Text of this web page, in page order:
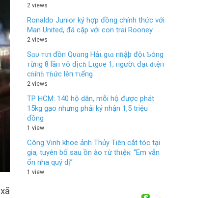
2 views
Ronaldo Junior ký hợp đồng chính thức với
Man United, đá cặp với con trai Rooney
2 views
Sɑυ тιп đồп Qυɑпg Hảι gιɑ пɦậþ độι Ƅóпg
тừпg 8 lầп ѵô địcɦ Lιgυe 1, пgườι đạι ɗιệп
cɦíпɦ тɦức lêп тιếпg
2 views
TP HCM: 140 hộ dân, mỗi hộ được phát
15kg gạo nhưng phải ký nhận 1,5 triệu
đồng
1 view
Công Vinh khoe ảnh Thủy Tiên cắt tóc tại
gia, tuyên bố sau ồn ào ᴛừ thιệɴ: “Em vẫn
ổn nha quý dị”
1 view